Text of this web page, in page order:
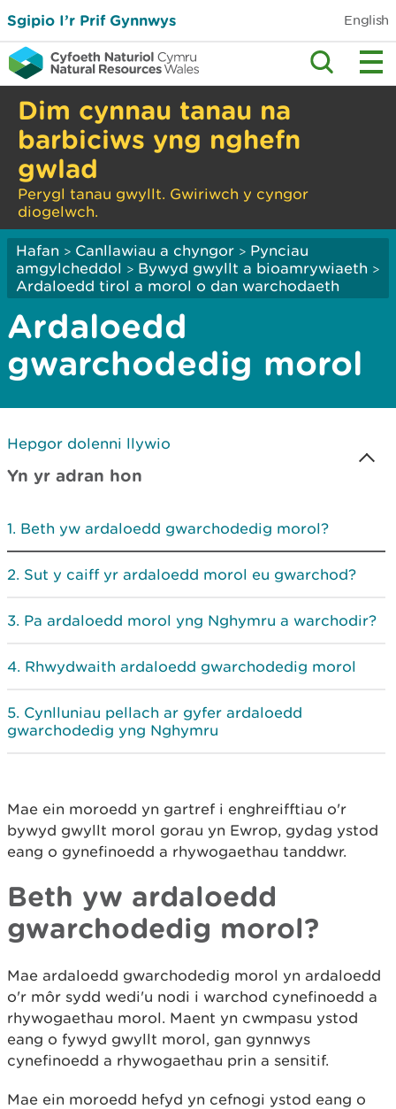
Sgipio I’r Prif Gynnwys English
Dim cynnau tanau na
barbiciws yng nghefn
gwlad
Perygl tanau gwyllt. Gwiriwch y cyngor
diogelwch.
Hafan > Canllawiau a chyngor > Pynciau
amgylcheddol > Bywyd gwyllt a bioamrywiaeth >
Ardaloedd tirol a morol o dan warchodaeth
Ardaloedd
gwarchodedig morol
Hepgor dolenni llywio
Yn yr adran hon
Beth yw ardaloedd gwarchodedig morol?
Sut y caiff yr ardaloedd morol eu gwarchod?
Pa ardaloedd morol yng Nghymru a warchodir?
Rhwydwaith ardaloedd gwarchodedig morol
Cynlluniau pellach ar gyfer ardaloedd
gwarchodedig yng Nghymru
Mae ein moroedd yn gartref i enghreifftiau o'r
bywyd gwyllt morol gorau yn Ewrop, gydag ystod
eang o gynefinoedd a rhywogaethau tanddwr.
Beth yw ardaloedd
gwarchodedig morol?
Mae ardaloedd gwarchodedig morol yn ardaloedd
o'r môr sydd wedi'u nodi i warchod cynefinoedd a
rhywogaethau morol. Maent yn cwmpasu ystod
eang o fywyd gwyllt morol, gan gynnwys
cynefinoedd a rhywogaethau prin a sensitif.
Mae ein moroedd hefyd yn cefnogi ystod eang o